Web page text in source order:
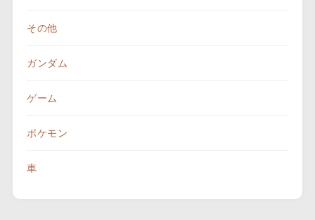
その他
ガンダム
ゲーム
ポケモン
車